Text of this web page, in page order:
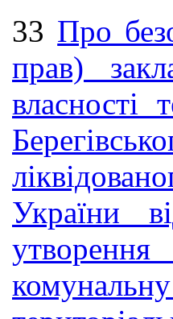
33 Про
прав)
власності
України